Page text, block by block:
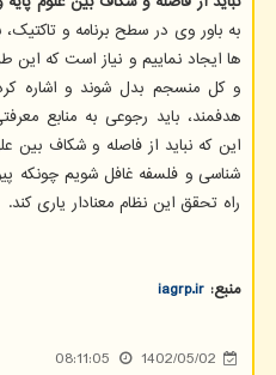
به باور وی در سطح برنامه و
ها ایجاد نماییم و نیاز است که این
و کل منسجم بدل شوند و اشاره
هدفمند، باید رجوعی به منابع
این که نباید از فاصله و شکاف بین
شناسی و فلسفه غافل شویم چونکه
راه تحقق این نظام معنادار یاری کند.
منبع: iagrp.ir
1402/05/02
08:11:05